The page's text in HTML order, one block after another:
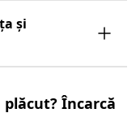
și
Încarcă